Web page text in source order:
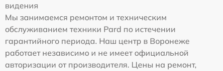
видения
Мы занимаемся ремонтом и техническим
обслуживанием техники Pard по истечении
гарантийного периода. Наш центр в Воронеже
работает независимо и не имеет официальной
авторизации от производителя. Цены на ремонт,